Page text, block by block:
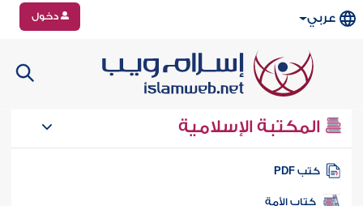
عربي دخول
المكتبة الإسلامية
كتب PDF